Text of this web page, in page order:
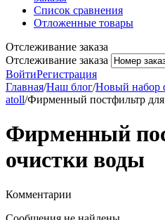
Список сравнения
Отложенные товары
Отслеживание заказа
Отслеживание заказа
ВойтиРегистрация
Главная/Наш блог/Новый набор
atoll/Фирменный постфильтр
Фирменный
очистки воды
Комментарии